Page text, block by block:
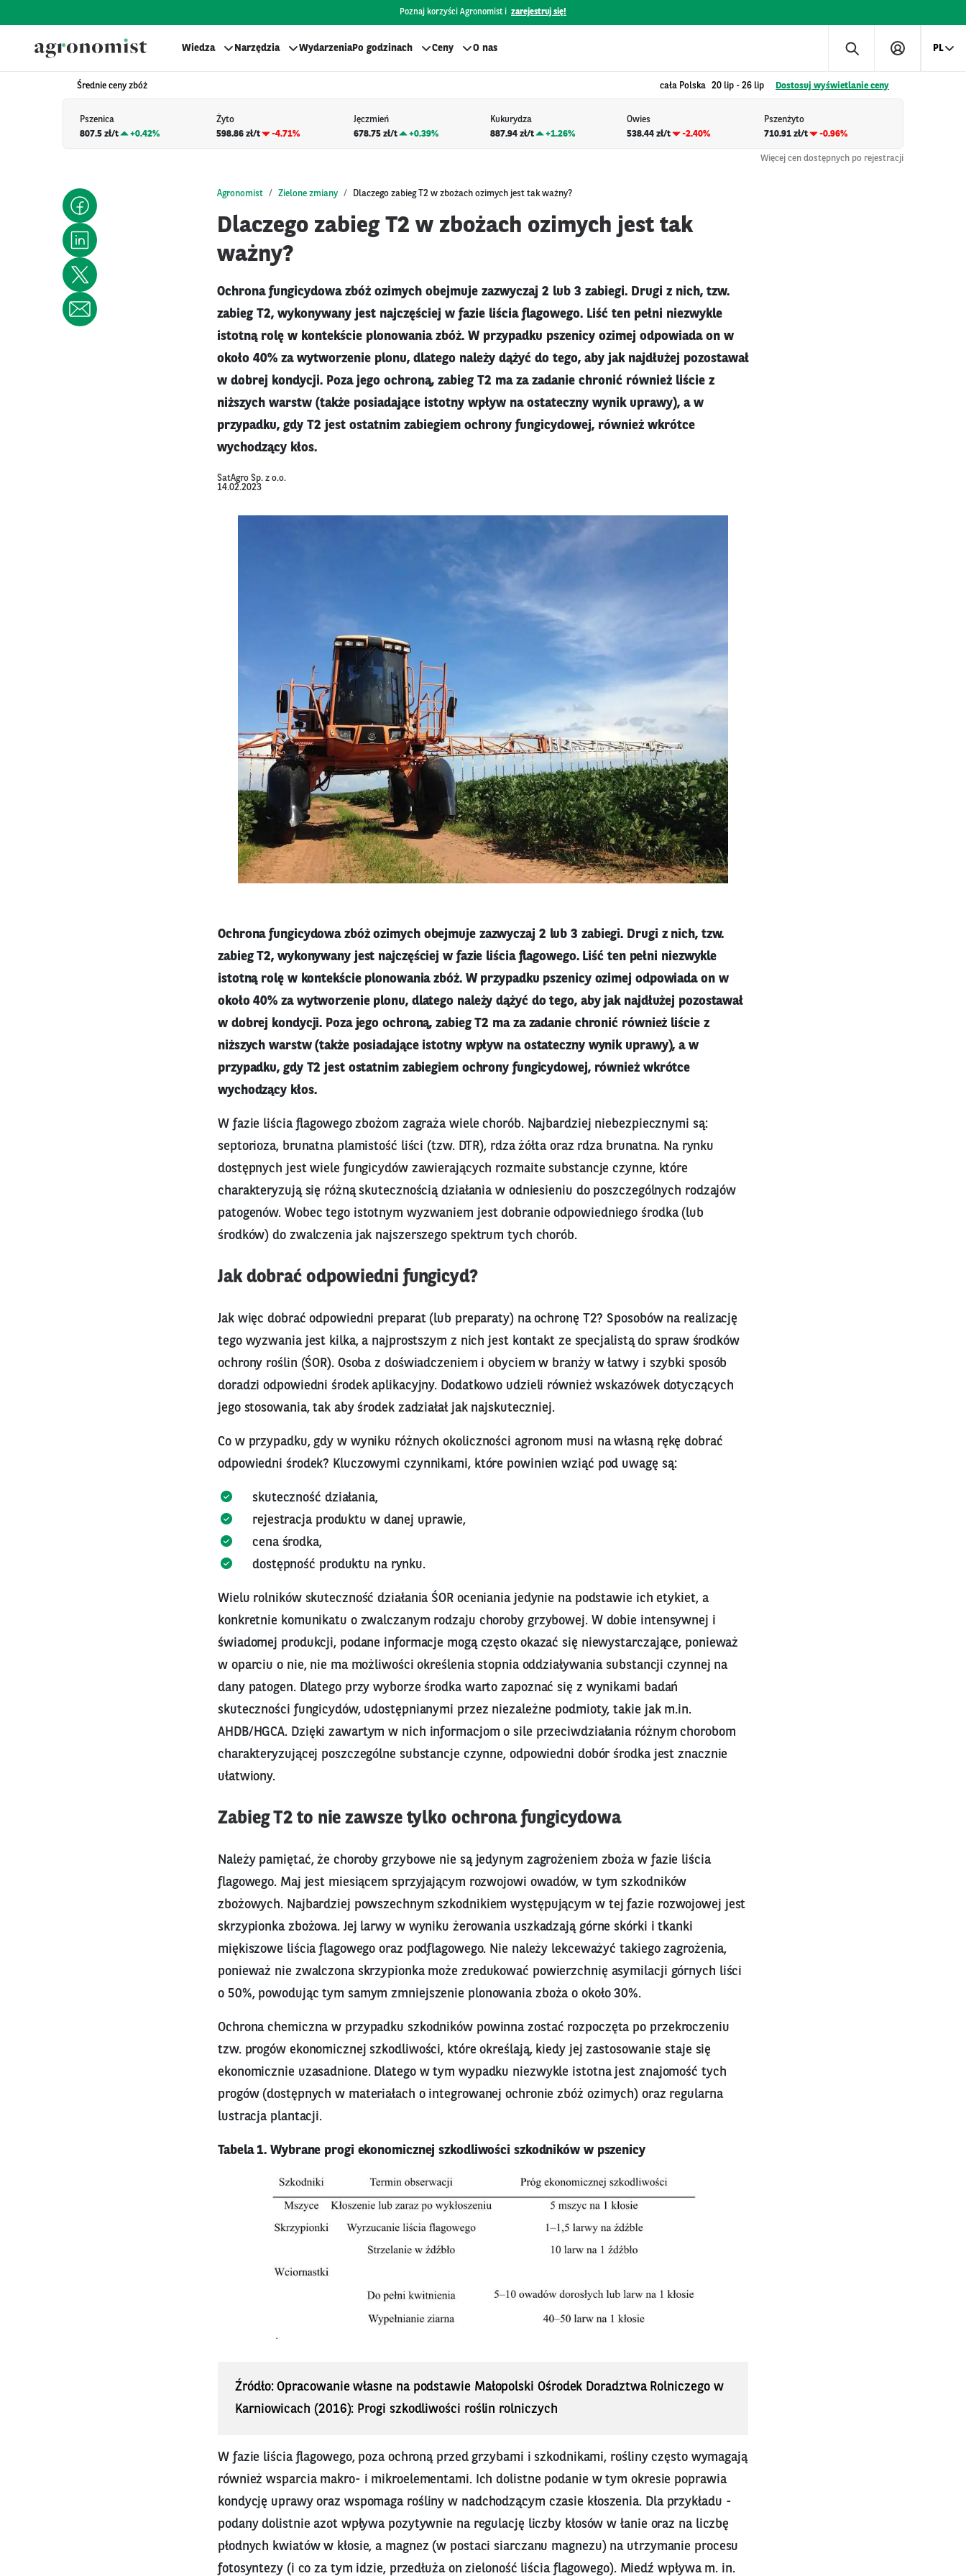
Poznaj korzyści Agronomist i zarejestruj się!
Wiedza Narzędzia WydarzeniaPo godzinach Ceny O nas PL
Średnie ceny zbóż cała Polska 20 lip - 26 lip Dostosuj wyświetlanie ceny
Pszenica
807.5 zł/t
+0.42%
Żyto
598.86 zł/t
-4.71%
Jęczmień
678.75 zł/t
+0.39%
Kukurydza
887.94 zł/t
+1.26%
Owies
538.44 zł/t
-2.40%
Pszenżyto
710.91 zł/t
-0.96%
Więcej cen dostępnych po rejestracji
Agronomist Zielone zmiany Dlaczego zabieg T2 w zbożach ozimych jest tak ważny?
Dlaczego zabieg T2 w zbożach ozimych jest tak
ważny?
Ochrona fungicydowa zbóż ozimych obejmuje zazwyczaj 2 lub 3 zabiegi. Drugi z nich, tzw.
zabieg T2, wykonywany jest najczęściej w fazie liścia flagowego. Liść ten pełni niezwykle
istotną rolę w kontekście plonowania zbóż. W przypadku pszenicy ozimej odpowiada on w
około 40% za wytworzenie plonu, dlatego należy dążyć do tego, aby jak najdłużej pozostawał
w dobrej kondycji. Poza jego ochroną, zabieg T2 ma za zadanie chronić również liście z
niższych warstw (także posiadające istotny wpływ na ostateczny wynik uprawy), a w
przypadku, gdy T2 jest ostatnim zabiegiem ochrony fungicydowej, również wkrótce
wychodzący kłos.
SatAgro Sp. z o.o.
14.02.2023
Ochrona fungicydowa zbóż ozimych obejmuje zazwyczaj 2 lub 3 zabiegi. Drugi z nich, tzw.
zabieg T2, wykonywany jest najczęściej w fazie liścia flagowego. Liść ten pełni niezwykle
istotną rolę w kontekście plonowania zbóż. W przypadku pszenicy ozimej odpowiada on w
około 40% za wytworzenie plonu, dlatego należy dążyć do tego, aby jak najdłużej pozostawał
w dobrej kondycji. Poza jego ochroną, zabieg T2 ma za zadanie chronić również liście z
niższych warstw (także posiadające istotny wpływ na ostateczny wynik uprawy), a w
przypadku, gdy T2 jest ostatnim zabiegiem ochrony fungicydowej, również wkrótce
wychodzący kłos.
W fazie liścia flagowego zbożom zagraża wiele chorób. Najbardziej niebezpiecznymi są:
septorioza, brunatna plamistość liści (tzw. DTR), rdza żółta oraz rdza brunatna. Na rynku
dostępnych jest wiele fungicydów zawierających rozmaite substancje czynne, które
charakteryzują się różną skutecznością działania w odniesieniu do poszczególnych rodzajów
patogenów. Wobec tego istotnym wyzwaniem jest dobranie odpowiedniego środka (lub
środków) do zwalczenia jak najszerszego spektrum tych chorób.
Jak dobrać odpowiedni fungicyd?
Jak więc dobrać odpowiedni preparat (lub preparaty) na ochronę T2? Sposobów na realizację
tego wyzwania jest kilka, a najprostszym z nich jest kontakt ze specjalistą do spraw środków
ochrony roślin (ŚOR). Osoba z doświadczeniem i obyciem w branży w łatwy i szybki sposób
doradzi odpowiedni środek aplikacyjny. Dodatkowo udzieli również wskazówek dotyczących
jego stosowania, tak aby środek zadziałał jak najskuteczniej.
Co w przypadku, gdy w wyniku różnych okoliczności agronom musi na własną rękę dobrać
odpowiedni środek? Kluczowymi czynnikami, które powinien wziąć pod uwagę są:
skuteczność działania,
rejestracja produktu w danej uprawie,
cena środka,
dostępność produktu na rynku.
Wielu rolników skuteczność działania ŚOR oceniania jedynie na podstawie ich etykiet, a
konkretnie komunikatu o zwalczanym rodzaju choroby grzybowej. W dobie intensywnej i
świadomej produkcji, podane informacje mogą często okazać się niewystarczające, ponieważ
w oparciu o nie, nie ma możliwości określenia stopnia oddziaływania substancji czynnej na
dany patogen. Dlatego przy wyborze środka warto zapoznać się z wynikami badań
skuteczności fungicydów, udostępnianymi przez niezależne podmioty, takie jak m.in.
AHDB/HGCA. Dzięki zawartym w nich informacjom o sile przeciwdziałania różnym chorobom
charakteryzującej poszczególne substancje czynne, odpowiedni dobór środka jest znacznie
ułatwiony.
Zabieg T2 to nie zawsze tylko ochrona fungicydowa
Należy pamiętać, że choroby grzybowe nie są jedynym zagrożeniem zboża w fazie liścia
flagowego. Maj jest miesiącem sprzyjającym rozwojowi owadów, w tym szkodników
zbożowych. Najbardziej powszechnym szkodnikiem występującym w tej fazie rozwojowej jest
skrzypionka zbożowa. Jej larwy w wyniku żerowania uszkadzają górne skórki i tkanki
miękiszowe liścia flagowego oraz podflagowego. Nie należy lekceważyć takiego zagrożenia,
ponieważ nie zwalczona skrzypionka może zredukować powierzchnię asymilacji górnych liści
o 50%, powodując tym samym zmniejszenie plonowania zboża o około 30%.
Ochrona chemiczna w przypadku szkodników powinna zostać rozpoczęta po przekroczeniu
tzw. progów ekonomicznej szkodliwości, które określają, kiedy jej zastosowanie staje się
ekonomicznie uzasadnione. Dlatego w tym wypadku niezwykle istotna jest znajomość tych
progów (dostępnych w materiałach o integrowanej ochronie zbóż ozimych) oraz regularna
lustracja plantacji.
Tabela 1. Wybrane progi ekonomicznej szkodliwości szkodników w pszenicy
Źródło: Opracowanie własne na podstawie Małopolski Ośrodek Doradztwa Rolniczego w
Karniowicach (2016): Progi szkodliwości roślin rolniczych
W fazie liścia flagowego, poza ochroną przed grzybami i szkodnikami, rośliny często wymagają
również wsparcia makro- i mikroelementami. Ich dolistne podanie w tym okresie poprawia
kondycję uprawy oraz wspomaga rośliny w nadchodzącym czasie kłoszenia. Dla przykładu -
podany dolistnie azot wpływa pozytywnie na regulację liczby kłosów w łanie oraz na liczbę
płodnych kwiatów w kłosie, a magnez (w postaci siarczanu magnezu) na utrzymanie procesu
fotosyntezy (i co za tym idzie, przedłuża on zieloność liścia flagowego). Miedź wpływa m. in.